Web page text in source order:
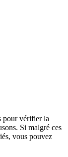
pour vérifier la
Si malgré ces
vous pouvez